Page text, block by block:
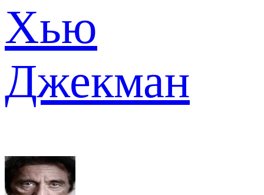
Хью
Джекман